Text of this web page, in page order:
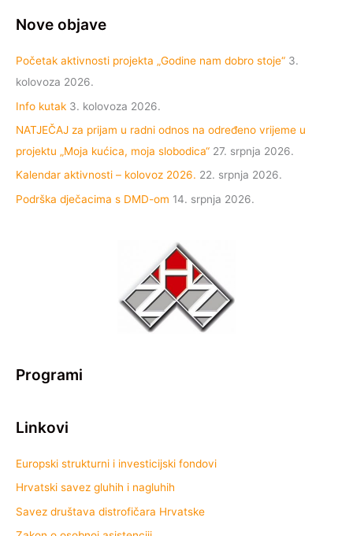
Nove objave
Početak aktivnosti projekta „Godine nam dobro stoje“ 3.
kolovoza 2026.
Info kutak 3. kolovoza 2026.
NATJEČAJ za prijam u radni odnos na određeno vrijeme u
projektu „Moja kućica, moja slobodica“ 27. srpnja 2026.
Kalendar aktivnosti – kolovoz 2026. 22. srpnja 2026.
Podrška dječacima s DMD-om 14. srpnja 2026.
Programi
Linkovi
Europski strukturni i investicijski fondovi
Hrvatski savez gluhih i nagluhih
Savez društava distrofičara Hrvatske